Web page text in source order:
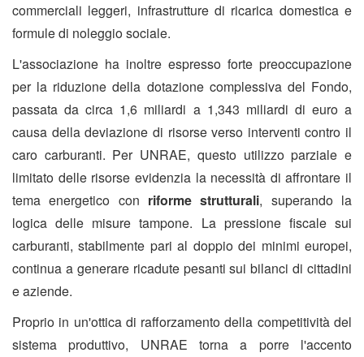
commerciali leggeri, infrastrutture di ricarica domestica e
formule di noleggio sociale.
L'associazione ha inoltre espresso forte preoccupazione
per la riduzione della dotazione complessiva del Fondo,
passata da circa 1,6 miliardi a 1,343 miliardi di euro a
causa della deviazione di risorse verso interventi contro il
caro carburanti. Per UNRAE, questo utilizzo parziale e
limitato delle risorse evidenzia la necessità di affrontare il
tema energetico con riforme strutturali, superando la
logica delle misure tampone. La pressione fiscale sui
carburanti, stabilmente pari al doppio dei minimi europei,
continua a generare ricadute pesanti sui bilanci di cittadini
e aziende.
Proprio in un'ottica di rafforzamento della competitività del
sistema produttivo, UNRAE torna a porre l'accento